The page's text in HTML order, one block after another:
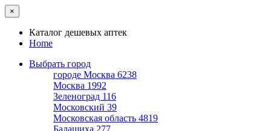
×
Каталог дешевых аптек
Home
Выбрать город
городе Москва 6238
Москва 1992
Зеленоград 116
Московский 39
Московская область 4819
Балашиха 277